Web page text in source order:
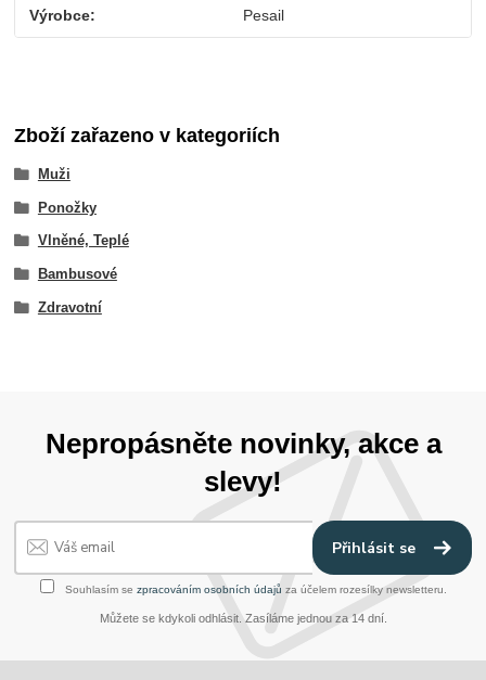
Výrobce Pesail
Zboží zařazeno v kategoriích
Muži
Ponožky
Vlněné, Teplé
Bambusové
Zdravotní
Nepropásněte novinky, akce a
slevy!
Přihlásit se
Souhlasím se zpracováním osobních údajů za účelem rozesílky newsletteru.
Můžete se kdykoli odhlásit. Zasíláme jednou za 14 dní.